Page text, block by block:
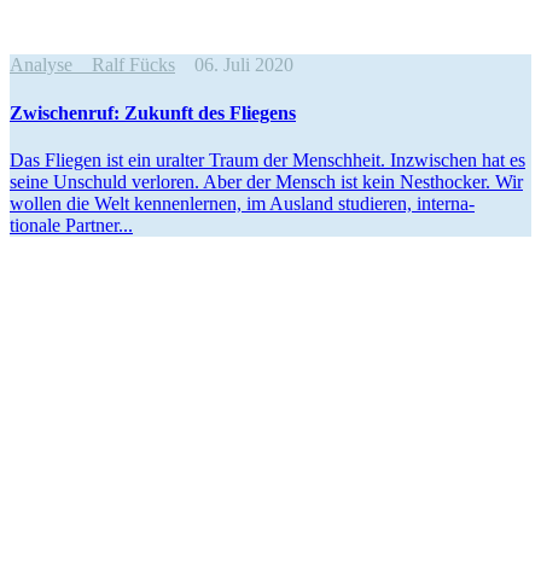
Analyse Ralf Fücks 06. Juli 2020
Zwischenruf: Zukunft des Fliegens
Das Fliegen ist ein uralter Traum der Menschheit. Inzwi­schen hat es
seine Unschuld verloren. Aber der Mensch ist kein Nesthocker. Wir
wollen die Welt kennen­lernen, im Ausland studieren, inter­na­
tionale Partner...